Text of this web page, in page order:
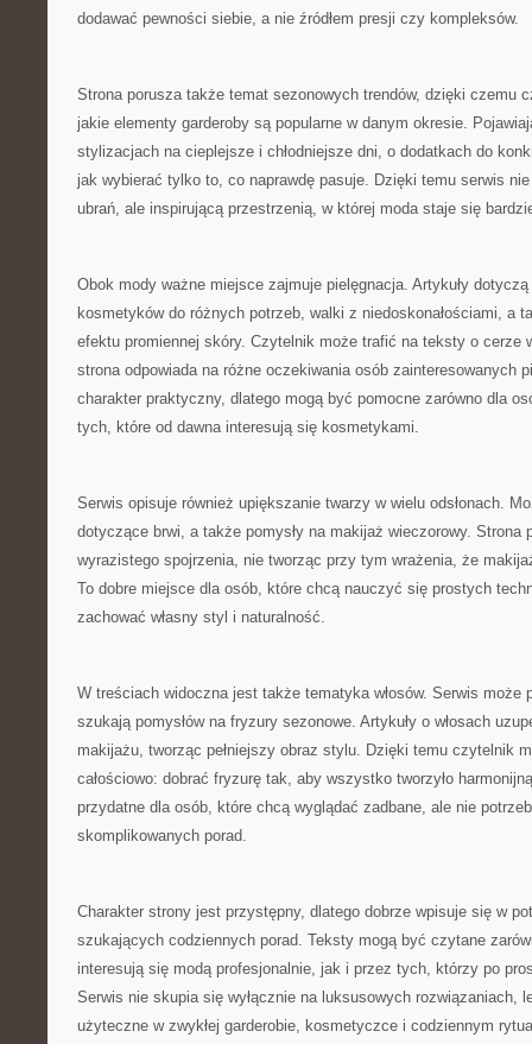
dodawać pewności siebie, a nie źródłem presji czy kompleksów.
Strona porusza także temat sezonowych trendów, dzięki czemu
jakie elementy garderoby są popularne w danym okresie.
stylizacjach na cieplejsze i chłodniejsze dni, o dodatkach do
jak wybierać tylko to, co naprawdę pasuje. Dzięki temu serwis
ubrań, ale inspirującą przestrzenią, w której moda staje się
Obok mody ważne miejsce zajmuje pielęgnacja. Artykuły
kosmetyków do różnych potrzeb, walki z niedoskonałościami, a
efektu promiennej skóry. Czytelnik może trafić na teksty o cerze
strona odpowiada na różne oczekiwania osób zainteresowanych
charakter praktyczny, dlatego mogą być pomocne zarówno dla
tych, które od dawna interesują się kosmetykami.
Serwis opisuje również upiększanie twarzy w wielu odsłonach.
dotyczące brwi, a także pomysły na makijaż wieczorowy.
wyrazistego spojrzenia, nie tworząc przy tym wrażenia, że
To dobre miejsce dla osób, które chcą nauczyć się prostych
zachować własny styl i naturalność.
W treściach widoczna jest także tematyka włosów. Serwis może
szukają pomysłów na fryzury sezonowe. Artykuły o włosach
makijażu, tworząc pełniejszy obraz stylu. Dzięki temu czytelnik
całościowo: dobrać fryzurę tak, aby wszystko tworzyło
przydatne dla osób, które chcą wyglądać zadbane, ale nie
skomplikowanych porad.
Charakter strony jest przystępny, dlatego dobrze wpisuje się w
szukających codziennych porad. Teksty mogą być czytane
interesują się modą profesjonalnie, jak i przez tych, którzy po
Serwis nie skupia się wyłącznie na luksusowych rozwiązaniach,
użyteczne w zwykłej garderobie, kosmetyczce i codziennym